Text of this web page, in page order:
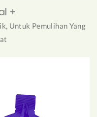
+
Untuk Pemulihan Yang